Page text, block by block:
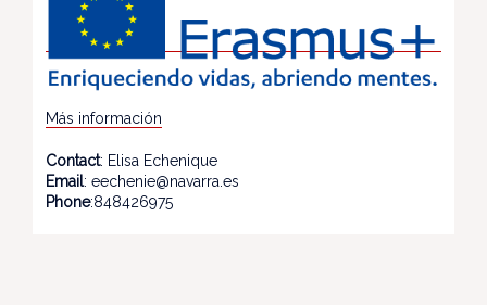
Más información
Contact: Elisa Echenique
Email: eechenie@navarra.es
Phone:848426975